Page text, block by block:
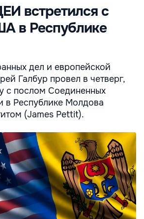
встретился с
в Республике
дел и европейской
Галбур провел в четверг,
с послом Соединенных
в Республике Молдова
(James Pettit).